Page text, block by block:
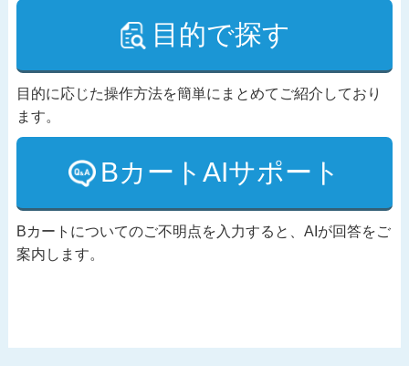
目的で探す
目的に応じた操作方法を簡単にまとめてご紹介しており
ます。
BカートAIサポート
Bカートについてのご不明点を入力すると、AIが回答をご
案内します。